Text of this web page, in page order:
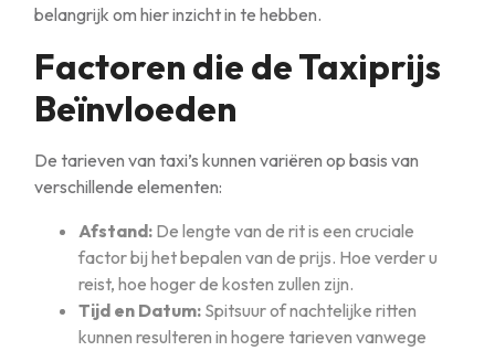
belangrijk om hier inzicht in te hebben.
Factoren die de Taxiprijs
Beïnvloeden
De tarieven van taxi’s kunnen variëren op basis van
verschillende elementen:
Afstand: De lengte van de rit is een cruciale
factor bij het bepalen van de prijs. Hoe verder u
reist, hoe hoger de kosten zullen zijn.
Tijd en Datum: Spitsuur of nachtelijke ritten
kunnen resulteren in hogere tarieven vanwege